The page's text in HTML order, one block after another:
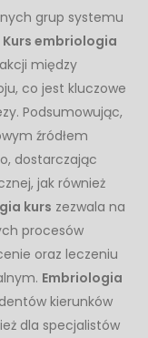
grup systemu
Kurs embriologia
między
co jest kluczowe
Podsumowując,
źródłem
dostarczając
jak również
kurs zezwala na
procesów
oraz leczeniu
Embriologia
kierunków
dla specjalistów